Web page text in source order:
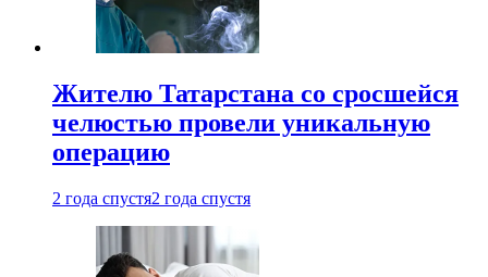
Жителю Татарстана со сросшейся
челюстью провели уникальную
операцию
2 года спустя2 года спустя